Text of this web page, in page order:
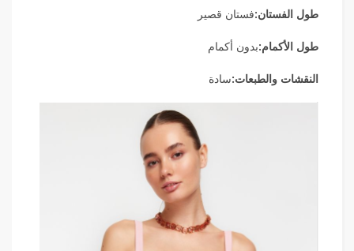
طول الفستان:فستان قصير
طول الأكمام:بدون أكمام
النقشات والطبعات:سادة